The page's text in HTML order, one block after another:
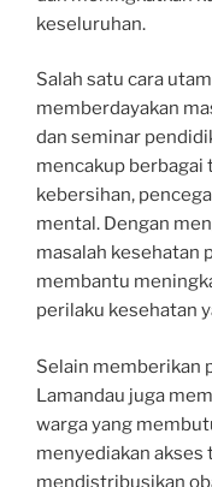
keseluruhan.
Salah satu cara
memberdayakan
dan seminar
mencakup
kebersihan,
mental. Dengan
masalah kesehatan
membantu
perilaku kesehatan
Selain memberikan
Lamandau juga
warga yang
menyediakan akses
mendistribusikan